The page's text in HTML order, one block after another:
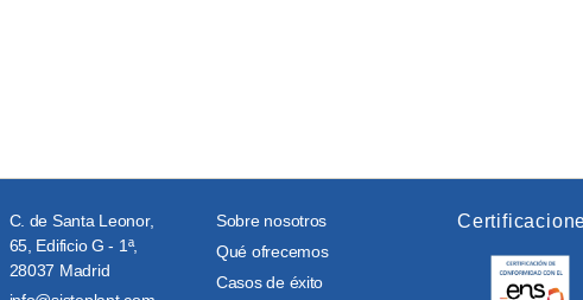
C. de Santa Leonor,
65, Edificio G - 1ª,
28037 Madrid
Sobre nosotros
Qué ofrecemos
Casos de éxito